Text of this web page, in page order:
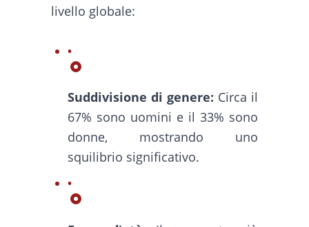
livello globale:
Suddivisione di genere: Circa il
67% sono uomini e il 33% sono
donne, mostrando uno
squilibrio significativo.